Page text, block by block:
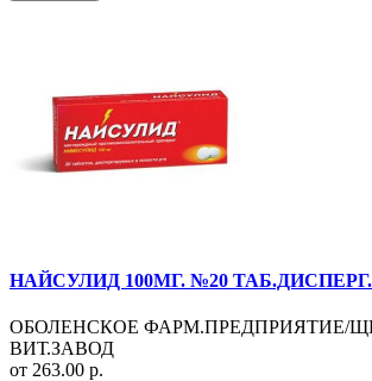
НАЙСУЛИД 100МГ. №20
ОБОЛЕНСКОЕ ФАРМ.ПРЕДПРИЯТИЕ/
ВИТ.ЗАВОД
от 263.00 р.